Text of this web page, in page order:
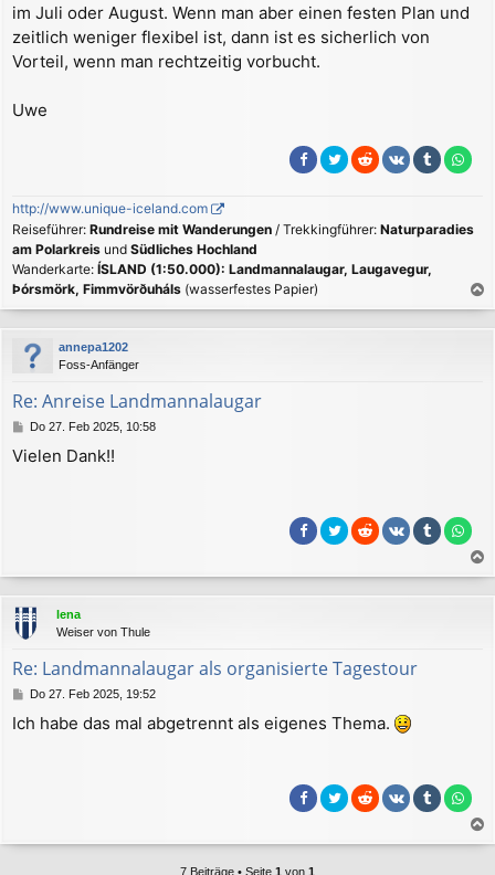
im Juli oder August. Wenn man aber einen festen Plan und
zeitlich weniger flexibel ist, dann ist es sicherlich von
Vorteil, wenn man rechtzeitig vorbucht.
Uwe
http://www.unique-iceland.com
Reiseführer: Rundreise mit Wanderungen / Trekkingführer: Naturparadies
am Polarkreis und Südliches Hochland
Wanderkarte: ÍSLAND (1:50.000): Landmannalaugar, Laugavegur,
Þórsmörk, Fimmvörðuháls (wasserfestes Papier)
a
c
annepa1202
Foss-Anfänger
Re: Anreise Landmannalaugar
B
i
Do 27. Feb 2025, 10:58
Vielen Dank!!
a
c
lena
Weiser von Thule
Re: Landmannalaugar als organisierte Tagestour
B
i
Do 27. Feb 2025, 19:52
Ich habe das mal abgetrennt als eigenes Thema.
a
7 Beiträge • Seite 1 von 1